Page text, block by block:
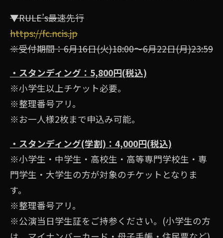
▼RULE’s最速先行
https://fc.ncis.jp
※受付期間：6⽉16⽇(⽕)18:00〜6⽉22⽇(⽉)23:59
・スタンディング：5,800円(税込)
※⼩学⽣以上チケット必要。
※整理番号アリ。
※お⼀⼈様2枚まで申込み可能。
・スタンディング(学割)：4,000円(税込)
※小学生・中学生・高校生・高等専門学校生・専
門学生・大学生の方が対象のチケットとなりま
す。
※整理番号アリ。
※公演当日学生証をご持参ください。(小学生の方